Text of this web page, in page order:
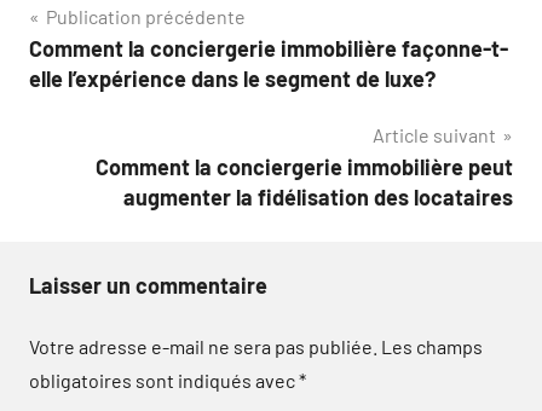
Navigation
de
Publication précédente
Comment la conciergerie immobilière façonne-t-
elle l’expérience dans le segment de luxe?
Article suivant
Comment la conciergerie immobilière peut
augmenter la fidélisation des locataires
Laisser un commentaire
Votre adresse e-mail ne sera pas publiée. Les champs
obligatoires sont indiqués avec*